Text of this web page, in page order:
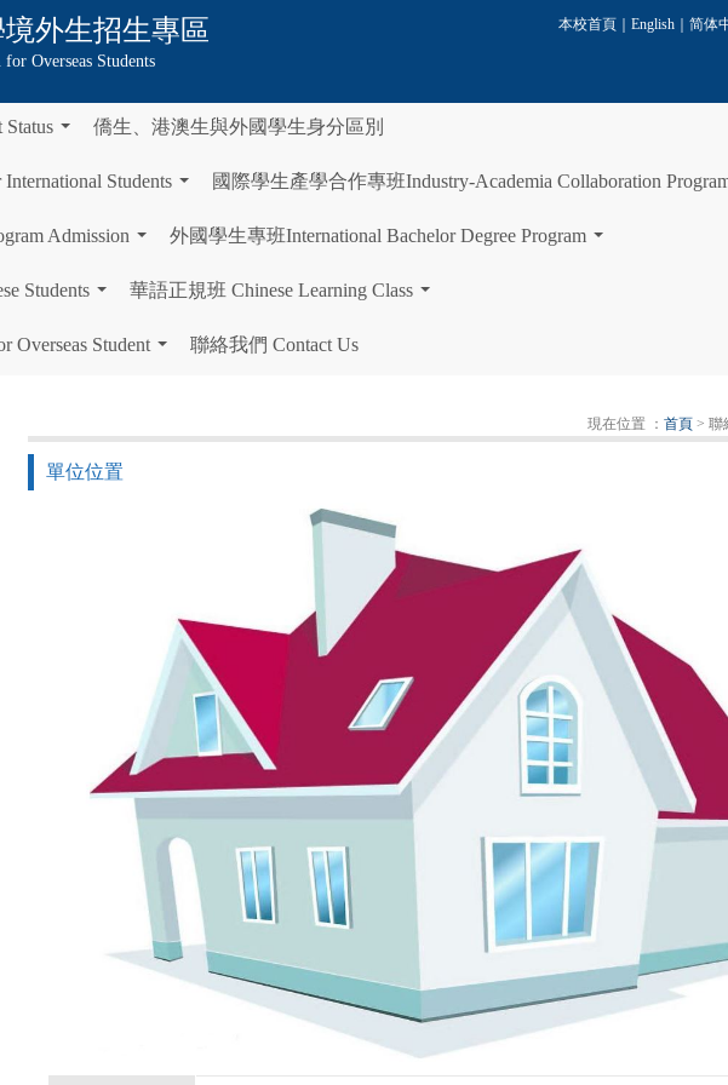
境外生招生專區
Overseas Students
本校首頁 ｜English ｜简体
僑生、港澳生與外國學生身分區別
Students 國際學生產學合作專班Industry-Academia Collaboration
Admission
外國學生專班International Bachelor Degree Program
Students
華語正規班 Chinese Learning Class
Overseas Student
聯絡我們 Contact Us
現在位置 ： 首頁 > 聯
單位位置